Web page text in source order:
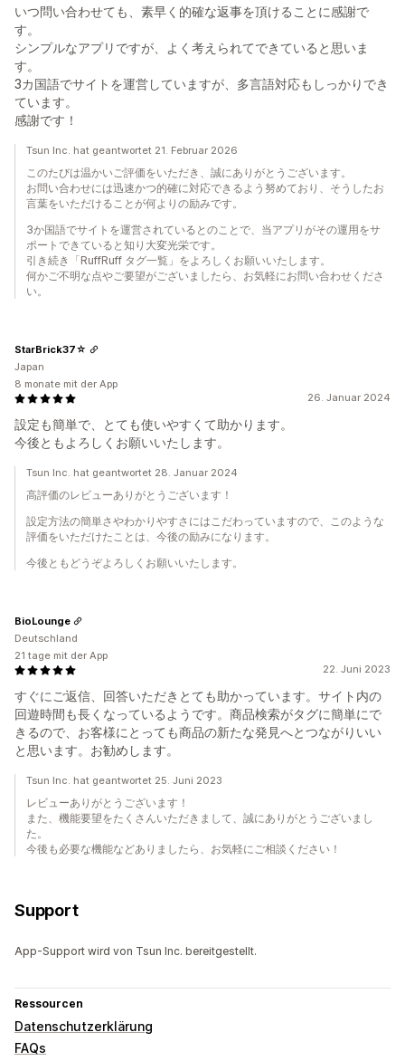
いつ問い合わせても、素早く的確な返事を頂けることに感謝で
す。
シンプルなアプリですが、よく考えられてできていると思いま
す。
3カ国語でサイトを運営していますが、多言語対応もしっかりでき
ています。
感謝です！
Tsun Inc. hat geantwortet 21. Februar 2026
このたびは温かいご評価をいただき、誠にありがとうございます。
お問い合わせには迅速かつ的確に対応できるよう努めており、そうしたお
言葉をいただけることが何よりの励みです。
3か国語でサイトを運営されているとのことで、当アプリがその運用をサ
ポートできていると知り大変光栄です。
引き続き「RuffRuff タグ一覧」をよろしくお願いいたします。
何かご不明な点やご要望がございましたら、お気軽にお問い合わせくださ
い。
26. Januar 2024
設定も簡単で、とても使いやすくて助かります。
今後ともよろしくお願いいたします。
StarBrick37☆
Japan
8 monate mit der App
Tsun Inc. hat geantwortet 28. Januar 2024
高評価のレビューありがとうございます！
設定方法の簡単さやわかりやすさにはこだわっていますので、このような
評価をいただけたことは、今後の励みになります。
今後ともどうぞよろしくお願いいたします。
22. Juni 2023
すぐにご返信、回答いただきとても助かっています。サイト内の
回遊時間も長くなっているようです。商品検索がタグに簡単にで
きるので、お客様にとっても商品の新たな発見へとつながりいい
と思います。お勧めします。
BioLounge
Deutschland
21 tage mit der App
Tsun Inc. hat geantwortet 25. Juni 2023
レビューありがとうございます！
また、機能要望をたくさんいただきまして、誠にありがとうございまし
た。
今後も必要な機能などありましたら、お気軽にご相談ください！
Support
App-Support wird von Tsun Inc. bereitgestellt.
Ressourcen
Datenschutzerklärung
FAQs